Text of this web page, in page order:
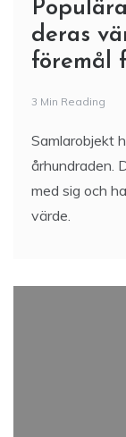
deras
föremål
3 Min Reading
Samlarobjekt
århundraden.
med sig och
värde.